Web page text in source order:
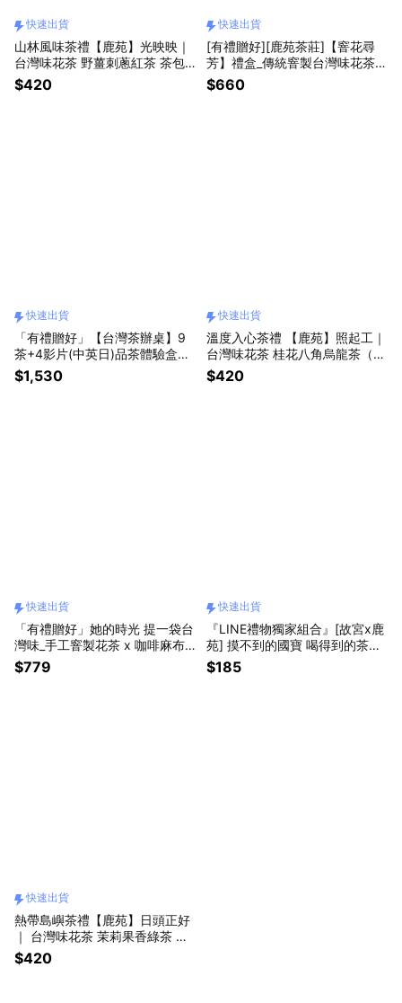
快速出貨
山林風味茶禮【鹿苑】光映映｜
台灣味花茶 野薑刺蔥紅茶 茶包
「快速出貨」
$420
快速出貨
[有禮贈好][鹿苑茶莊]【窨花尋
芳】禮盒_傳統窨製台灣味花茶 x
剪紙藝術(散茶一罐+花茶四包)
「快速出貨」
$660
快速出貨
「有禮贈好」【台灣茶辦桌】9
茶+4影片(中英日)品茶體驗盒~
好喝好玩的習茶禮盒 「快速出
貨」
$1,530
快速出貨
溫度入心茶禮 【鹿苑】照起工｜
台灣味花茶 桂花八角烏龍茶（茶
包）「快速出貨」
$420
快速出貨
「有禮贈好」她的時光 提一袋台
灣味_手工窨製花茶 x 咖啡麻布
$779
快速出貨
『LINE禮物獨家組合』[故宮x鹿
苑] 摸不到的國寶 喝得到的茶
香，國寶茶包明信片 (可品嚐 可
書寫 可寄送)「快速出貨」
$185
快速出貨
熱帶島嶼茶禮【鹿苑】日頭正好
｜ 台灣味花茶 茉莉果香綠茶 茶
包「快速出貨」
$420